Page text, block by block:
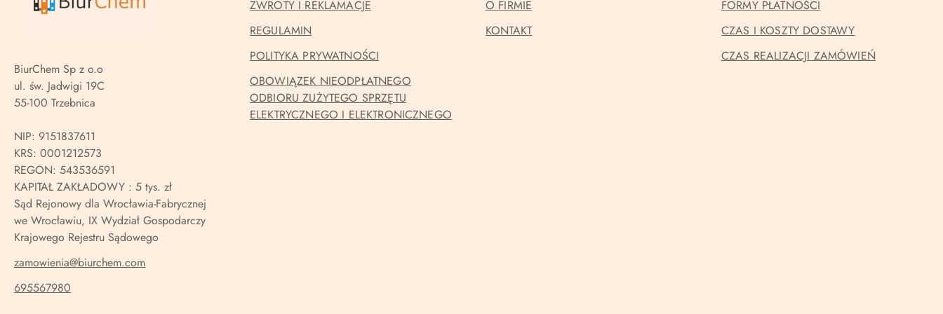
BiurChem Sp z o.o
ul. św. Jadwigi 19C
55-100 Trzebnica
NIP: 9151837611
KRS: 0001212573
REGON: 543536591
KAPITAŁ ZAKŁADOWY : 5 tys. zł
Sąd Rejonowy dla Wrocławia-Fabrycznej
we Wrocławiu, IX Wydział Gospodarczy
Krajowego Rejestru Sądowego
zamowienia@biurchem.com
695567980
ZWROTY I REKLAMACJE
REGULAMIN
POLITYKA PRYWATNOŚCI
OBOWIĄZEK NIEODPŁATNEGO
ODBIORU ZUŻYTEGO SPRZĘTU
ELEKTRYCZNEGO I ELEKTRONICZNEGO
O FIRMIE
KONTAKT
FORMY PŁATNOŚCI
CZAS I KOSZTY DOSTAWY
CZAS REALIZACJI ZAMÓWIEŃ